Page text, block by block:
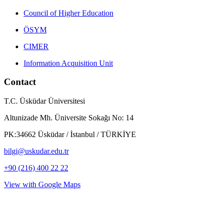
Council of Higher Education
ÖSYM
CIMER
Information Acquisition Unit
Contact
T.C. Üsküdar Üniversitesi
Altunizade Mh. Üniversite Sokağı No: 14
PK:34662 Üsküdar / İstanbul / TÜRKİYE
bilgi@uskudar.edu.tr
+90 (216) 400 22 22
View with Google Maps